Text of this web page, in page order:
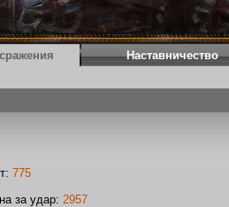
Наставничество
775
за удар: 2957